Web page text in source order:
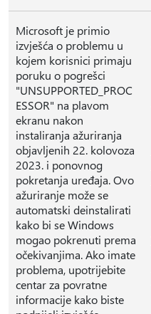
Microsoft je primio
izvješća o problemu u
kojem korisnici primaju
poruku o pogrešci
"UNSUPPORTED_PROC
ESSOR" na plavom
ekranu nakon
instaliranja ažuriranja
objavljenih 22. kolovoza
2023. i ponovnog
pokretanja uređaja. Ovo
ažuriranje može se
automatski deinstalirati
kako bi se Windows
mogao pokrenuti prema
očekivanjima. Ako imate
problema, upotrijebite
centar za povratne
informacije kako biste